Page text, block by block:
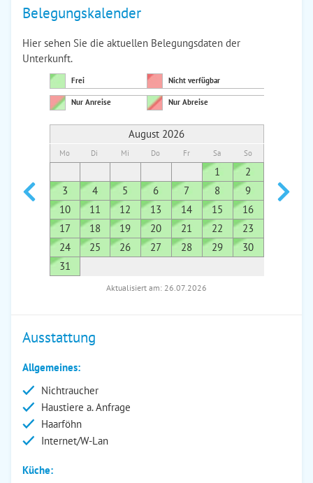
Belegungskalender
Hier sehen Sie die aktuellen Belegungsdaten der
Unterkunft.
Frei Nicht verfügbar
Nur Anreise Nur Abreise
August 2026
Mo Di Mi Do Fr Sa So
1
2
3
4 5 6 7 8
9
10
11 12 13 14 15
16
17
18 19 20 21 22
23
24
25 26 27 28 29
30
31
7
Aktualisiert am: 26.07.2026
Ausstattung
Allgemeines:
Nichtraucher
Haustiere a. Anfrage
Haarföhn
Internet/W-Lan
Küche: